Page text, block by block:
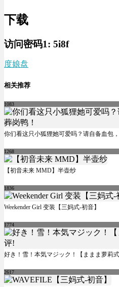
下载
访问密码1: 5i8f
度娘盘
相关推荐
1083
你们看这只小狐狸她可爱吗？请自备血包
1268
【初音未来 MMD】半壶纱
1836
Weekender Girl 变装【三妈式-初音】
1774
好き！雪！本気マジック！【ままま萝莉
2617